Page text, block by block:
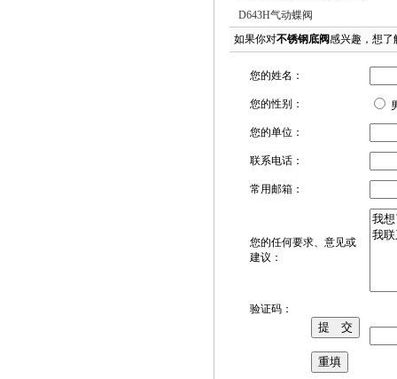
D643H气动蝶阀
如果你对不锈钢底阀感兴趣，想了
您的姓名：
您的性别：
您的单位：
联系电话：
常用邮箱：
您的任何要求、意见或
建议：
验证码：